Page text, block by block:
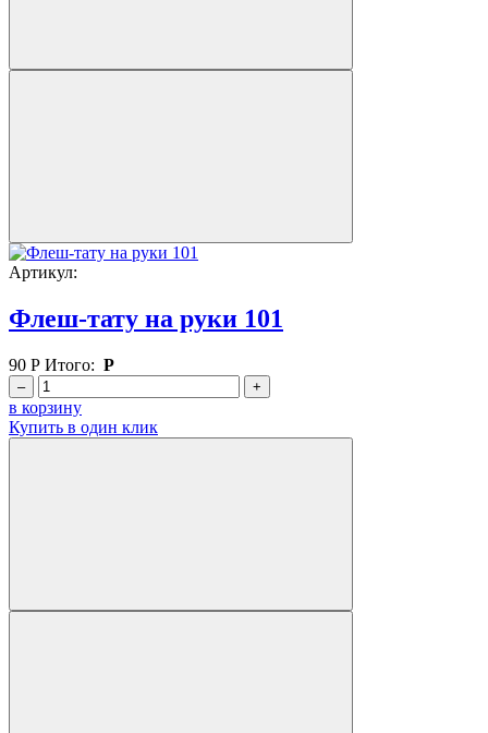
Артикул:
Флеш-тату на руки 101
90 Р Итого: Р
– +
в корзину
Купить в один клик